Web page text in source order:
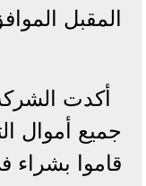
المقبل الموافق 1 يوليو
أكدت
جميع أموال
قاموا